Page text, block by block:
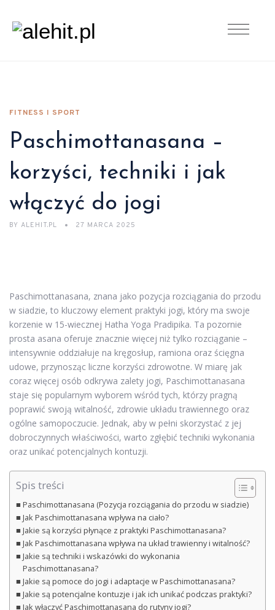
FITNESS I SPORT
Paschimottanasana –
korzyści, techniki i jak
włączyć do jogi
BY ALEHIT.PL 27 MARCA 2025
Paschimottanasana, znana jako pozycja rozciągania do przodu
w siadzie, to kluczowy element praktyki jogi, który ma swoje
korzenie w 15-wiecznej Hatha Yoga Pradipika. Ta pozornie
prosta asana oferuje znacznie więcej niż tylko rozciąganie –
intensywnie oddziałuje na kręgosłup, ramiona oraz ścięgna
udowe, przynosząc liczne korzyści zdrowotne. W miarę jak
coraz więcej osób odkrywa zalety jogi, Paschimottanasana
staje się popularnym wyborem wśród tych, którzy pragną
poprawić swoją witalność, zdrowie układu trawiennego oraz
ogólne samopoczucie. Jednak, aby w pełni skorzystać z jej
dobroczynnych właściwości, warto zgłębić techniki wykonania
oraz unikać potencjalnych kontuzji.
Spis treści
Paschimottanasana (Pozycja rozciągania do przodu w siadzie)
Jak Paschimottanasana wpływa na ciało?
Jakie są korzyści płynące z praktyki Paschimottanasana?
Jak Paschimottanasana wpływa na układ trawienny i witalność?
Jakie są techniki i wskazówki do wykonania
Paschimottanasana?
Jakie są pomoce do jogi i adaptacje w Paschimottanasana?
Jakie są potencjalne kontuzje i jak ich unikać podczas praktyki?
Jak włączyć Paschimottanasana do rutyny jogi?